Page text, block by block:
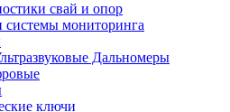
свай и опор
системы мониторинга
Дальномеры
ключи